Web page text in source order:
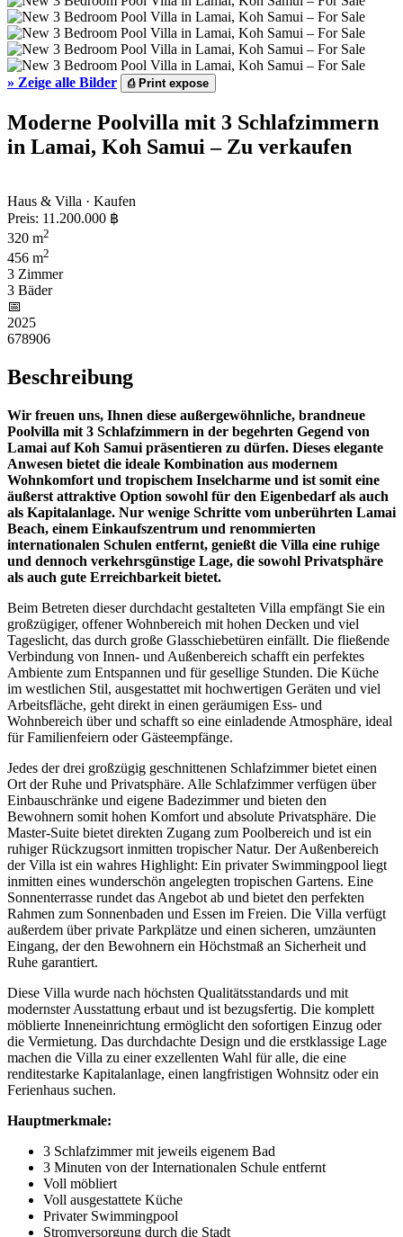
» Zeige alle Bilder ⎙Print expose
Moderne Poolvilla mit 3 Schlafzimmern
in Lamai, Koh Samui – Zu verkaufen
Haus & Villa · Kaufen
Preis: 11.200.000 ฿
320 m2
456 m2
3 Zimmer
3 Bäder
📅︎
2025
678906
Beschreibung
Wir freuen uns, Ihnen diese außergewöhnliche, brandneue
Poolvilla mit 3 Schlafzimmern in der begehrten Gegend von
Lamai auf Koh Samui präsentieren zu dürfen. Dieses elegante
Anwesen bietet die ideale Kombination aus modernem
Wohnkomfort und tropischem Inselcharme und ist somit eine
äußerst attraktive Option sowohl für den Eigenbedarf als auch
als Kapitalanlage. Nur wenige Schritte vom unberührten Lamai
Beach, einem Einkaufszentrum und renommierten
internationalen Schulen entfernt, genießt die Villa eine ruhige
und dennoch verkehrsgünstige Lage, die sowohl Privatsphäre
als auch gute Erreichbarkeit bietet.
Beim Betreten dieser durchdacht gestalteten Villa empfängt Sie ein
großzügiger, offener Wohnbereich mit hohen Decken und viel
Tageslicht, das durch große Glasschiebetüren einfällt. Die fließende
Verbindung von Innen- und Außenbereich schafft ein perfektes
Ambiente zum Entspannen und für gesellige Stunden. Die Küche
im westlichen Stil, ausgestattet mit hochwertigen Geräten und viel
Arbeitsfläche, geht direkt in einen geräumigen Ess- und
Wohnbereich über und schafft so eine einladende Atmosphäre, ideal
für Familienfeiern oder Gästeempfänge.
Jedes der drei großzügig geschnittenen Schlafzimmer bietet einen
Ort der Ruhe und Privatsphäre. Alle Schlafzimmer verfügen über
Einbauschränke und eigene Badezimmer und bieten den
Bewohnern somit hohen Komfort und absolute Privatsphäre. Die
Master-Suite bietet direkten Zugang zum Poolbereich und ist ein
ruhiger Rückzugsort inmitten tropischer Natur. Der Außenbereich
der Villa ist ein wahres Highlight: Ein privater Swimmingpool liegt
inmitten eines wunderschön angelegten tropischen Gartens. Eine
Sonnenterrasse rundet das Angebot ab und bietet den perfekten
Rahmen zum Sonnenbaden und Essen im Freien. Die Villa verfügt
außerdem über private Parkplätze und einen sicheren, umzäunten
Eingang, der den Bewohnern ein Höchstmaß an Sicherheit und
Ruhe garantiert.
Diese Villa wurde nach höchsten Qualitätsstandards und mit
modernster Ausstattung erbaut und ist bezugsfertig. Die komplett
möblierte Inneneinrichtung ermöglicht den sofortigen Einzug oder
die Vermietung. Das durchdachte Design und die erstklassige Lage
machen die Villa zu einer exzellenten Wahl für alle, die eine
renditestarke Kapitalanlage, einen langfristigen Wohnsitz oder ein
Ferienhaus suchen.
Hauptmerkmale:
3 Schlafzimmer mit jeweils eigenem Bad
3 Minuten von der Internationalen Schule entfernt
Voll möbliert
Voll ausgestattete Küche
Privater Swimmingpool
Stromversorgung durch die Stadt